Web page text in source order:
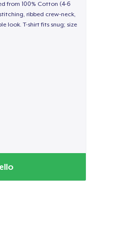
from 100% Cotton (4-6
ribbed crew-neck,
look. T-shirt fits snug; size